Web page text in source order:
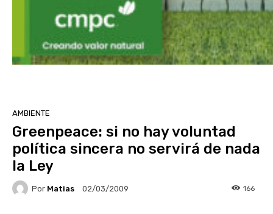
AMBIENTE
Greenpeace: si no hay voluntad
política sincera no servirá de nada
la Ley
Por Matias 02/03/2009 166